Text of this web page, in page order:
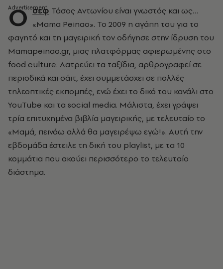
Ο σεφ Τάσος Αντωνίου είναι γνωστός και ως…
«Mama Peinao». Το 2009 η αγάπη του για το
φαγητό και τη μαγειρική τον οδήγησε στην ίδρυση του
Mamapeinao.gr, μιας πλατφόρμας αφιερωμένης στο
food culture. Λατρεύει τα ταξίδια, αρθρογραφεί σε
περιοδικά και σάιτ, έχει συμμετάσχει σε πολλές
τηλεοπτικές εκπομπές, ενώ έχει το δικό του κανάλι στο
YouTube και τα social media. Μάλιστα, έχει γράψει
τρία επιτυχημένα βιβλία μαγειρικής, με τελευταίο το
«Μαμά, πεινάω αλλά θα μαγειρέψω εγώ!». Αυτή την
εβδομάδα έστειλε τη δική του playlist, με τα 10
κομμάτια που ακούει περισσότερο το τελευταίο
διάστημα.